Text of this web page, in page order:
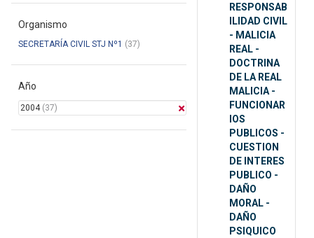
Organismo
SECRETARÍA CIVIL STJ Nº1 (37)
Año
2004(37)
RESPONSAB
ILIDAD CIVIL
- MALICIA
REAL -
DOCTRINA
DE LA REAL
MALICIA -
FUNCIONAR
IOS
PUBLICOS -
CUESTION
DE INTERES
PUBLICO -
DAÑO
MORAL -
DAÑO
PSIQUICO